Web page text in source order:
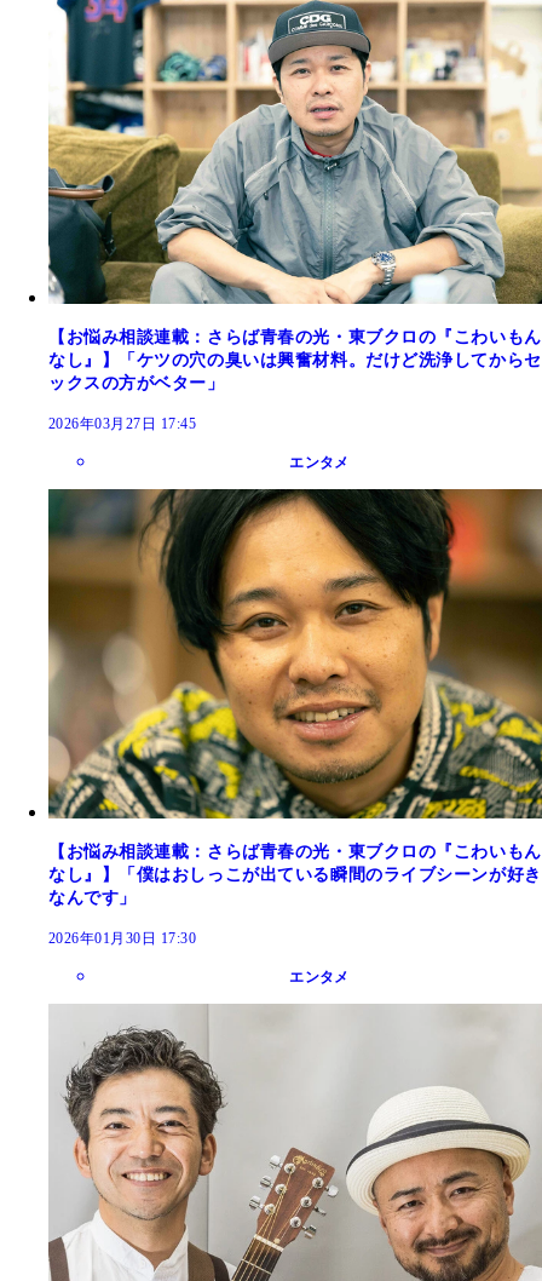
【お悩み相談連載：さらば青春の光・東ブクロの『こわいもん
なし』】「ケツの穴の臭いは興奮材料。だけど洗浄してからセ
ックスの方がベター」
2026年03月27日 17:45
エンタメ
【お悩み相談連載：さらば青春の光・東ブクロの『こわいもん
なし』】「僕はおしっこが出ている瞬間のライブシーンが好き
なんです」
2026年01月30日 17:30
エンタメ